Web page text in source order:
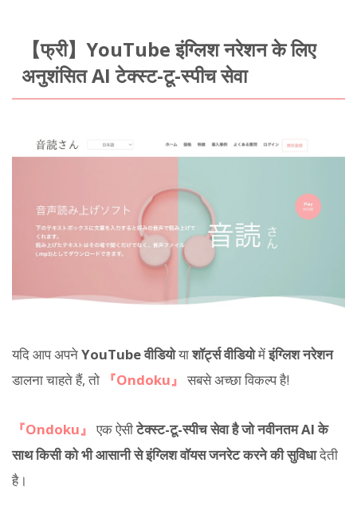
【फ्री】YouTube इंग्लिश नरेशन के लिए
अनुशंसित AI टेक्स्ट-टू-स्पीच सेवा
यदि आप अपनेYouTube वीडियोयाशॉर्ट्स वीडियोमेंइंग्लिश नरेशन
डालना चाहते हैं, तो
『Ondoku』 सबसे अच्छा विकल्प है!
『Ondoku』 एक ऐसीटेक्स्ट-टू-स्पीच सेवा है जो नवीनतम AI के
साथ किसी को भी आसानी से इंग्लिश वॉयस जनरेट करने की सुविधादेती
है।